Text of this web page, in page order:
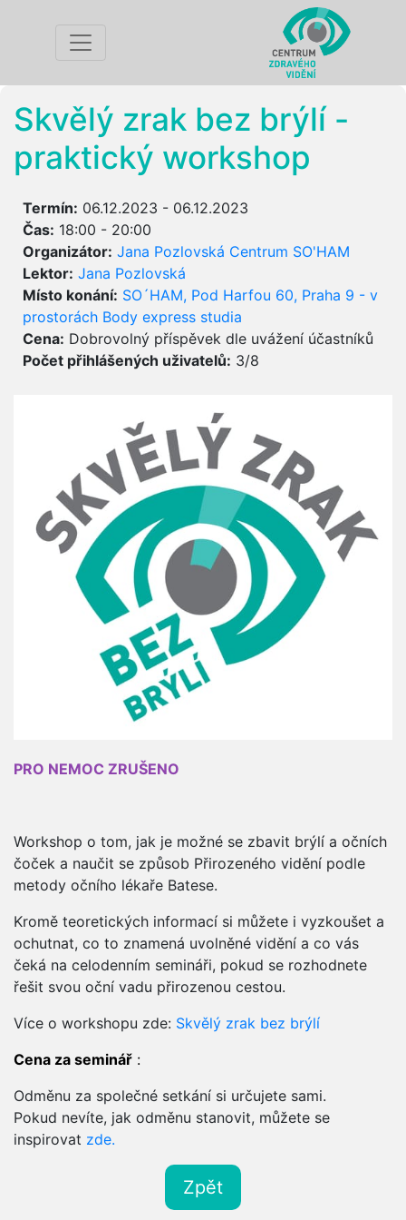
Skvělý zrak bez brýlí -
praktický workshop
Termín: 06.12.2023 - 06.12.2023
Čas: 18:00 - 20:00
Organizátor: Jana Pozlovská Centrum SO'HAM
Lektor: Jana Pozlovská
Místo konání: SO´HAM, Pod Harfou 60, Praha 9 - v
prostorách Body express studia
Cena: Dobrovolný příspěvek dle uvážení účastníků
Počet přihlášených uživatelů: 3/8
PRO NEMOC ZRUŠENO
Workshop o tom, jak je možné se zbavit brýlí a očních
čoček a naučit se způsob Přirozeného vidění podle
metody očního lékaře Batese.
Kromě teoretických informací si můžete i vyzkoušet a
ochutnat, co to znamená uvolněné vidění a co vás
čeká na celodenním semináři, pokud se rozhodnete
řešit svou oční vadu přirozenou cestou.
Více o workshopu zde: Skvělý zrak bez brýlí
Cena za seminář :
Odměnu za společné setkání si určujete sami.
Pokud nevíte, jak odměnu stanovit, můžete se
inspirovat zde.
Zpět